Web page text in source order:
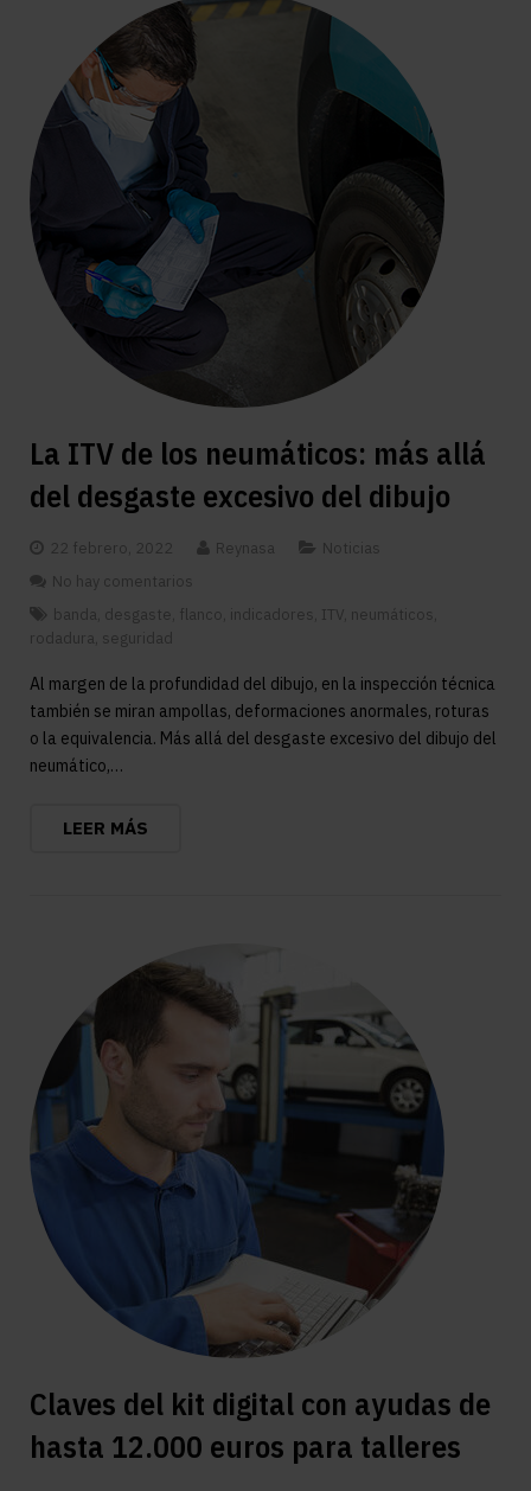
La ITV de los neumáticos: más allá
del desgaste excesivo del dibujo
22 febrero, 2022 Reynasa
Noticias
No hay comentarios
banda desgaste flanco indicadores ITV neumáticos
rodadura seguridad
Al margen de la profundidad del dibujo, en la inspección técnica
también se miran ampollas, deformaciones anormales, roturas
o la equivalencia. Más allá del desgaste excesivo del dibujo del
neumático,…
LEER MÁS
Claves del kit digital con ayudas de
hasta 12.000 euros para talleres